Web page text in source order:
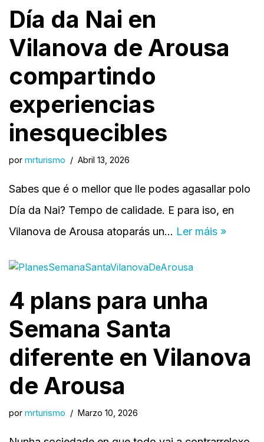
Día da Nai en
Vilanova de Arousa
compartindo
experiencias
inesquecibles
por mrturismo Abril 13, 2026
Sabes que é o mellor que lle podes agasallar polo
Día da Nai? Tempo de calidade. E para iso, en
Vilanova de Arousa atoparás un… Ler máis »
4 plans para unha
Semana Santa
diferente en Vilanova
de Arousa
por mrturismo Marzo 10, 2026